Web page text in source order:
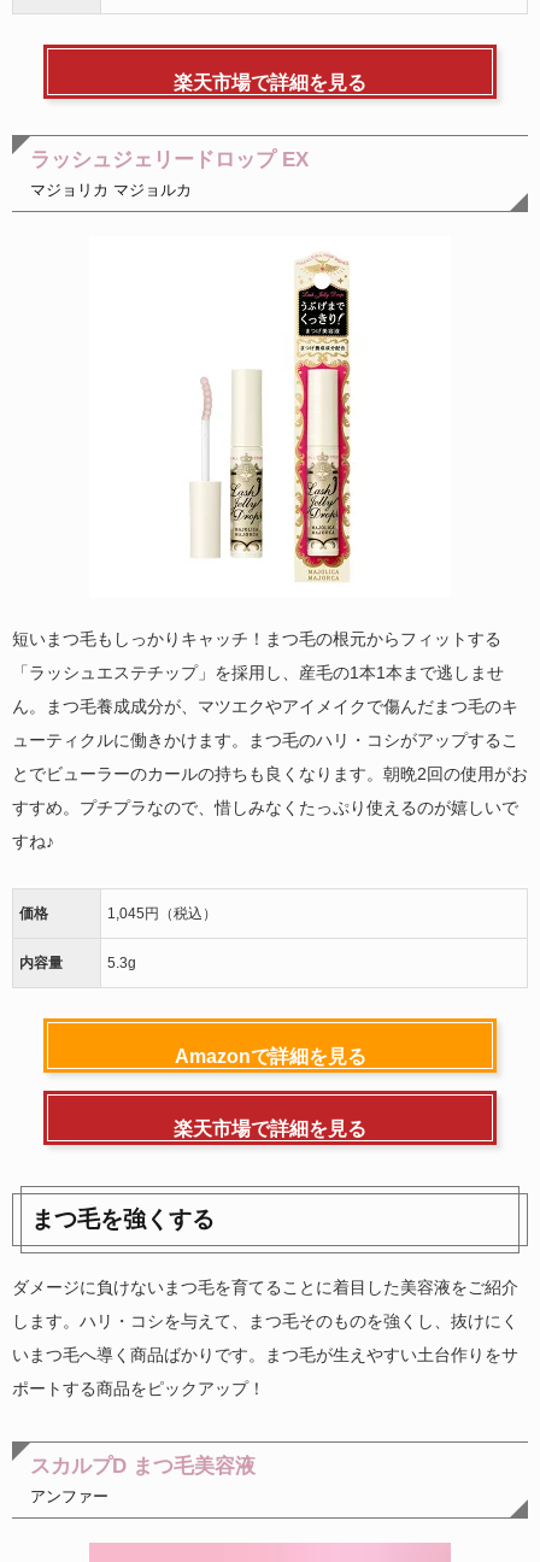
楽天市場で詳細を見る
ラッシュジェリードロップ EX
マジョリカ マジョルカ
短いまつ毛もしっかりキャッチ！まつ毛の根元からフィットする
「ラッシュエステチップ」を採用し、産毛の1本1本まで逃しませ
ん。まつ毛養成成分が、マツエクやアイメイクで傷んだまつ毛のキ
ューティクルに働きかけます。まつ毛のハリ・コシがアップするこ
とでビューラーのカールの持ちも良くなります。朝晩2回の使用がお
すすめ。プチプラなので、惜しみなくたっぷり使えるのが嬉しいで
すね♪
価格 1,045円（税込）
内容量 5.3g
Amazonで詳細を見る
楽天市場で詳細を見る
まつ毛を強くする
ダメージに負けないまつ毛を育てることに着目した美容液をご紹介
します。ハリ・コシを与えて、まつ毛そのものを強くし、抜けにく
いまつ毛へ導く商品ばかりです。まつ毛が生えやすい土台作りをサ
ポートする商品をピックアップ！
スカルプD まつ毛美容液
アンファー